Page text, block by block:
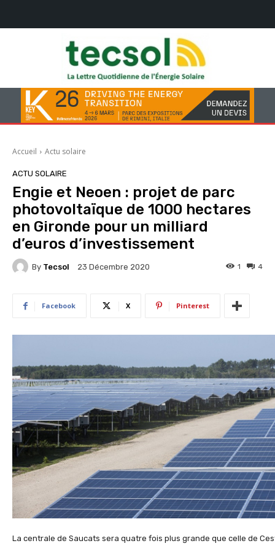
Accueil Actu solaire
ACTU SOLAIRE
Engie et Neoen : projet de parc
photovoltaïque de 1000 hectares
en Gironde pour un milliard
d’euros d’investissement
By Tecsol 23 Décembre 2020 4
1
Facebook X Pinterest
La centrale de Saucats sera quatre fois plus grande que celle de